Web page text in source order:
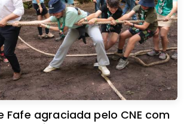
agraciada pelo CNE com